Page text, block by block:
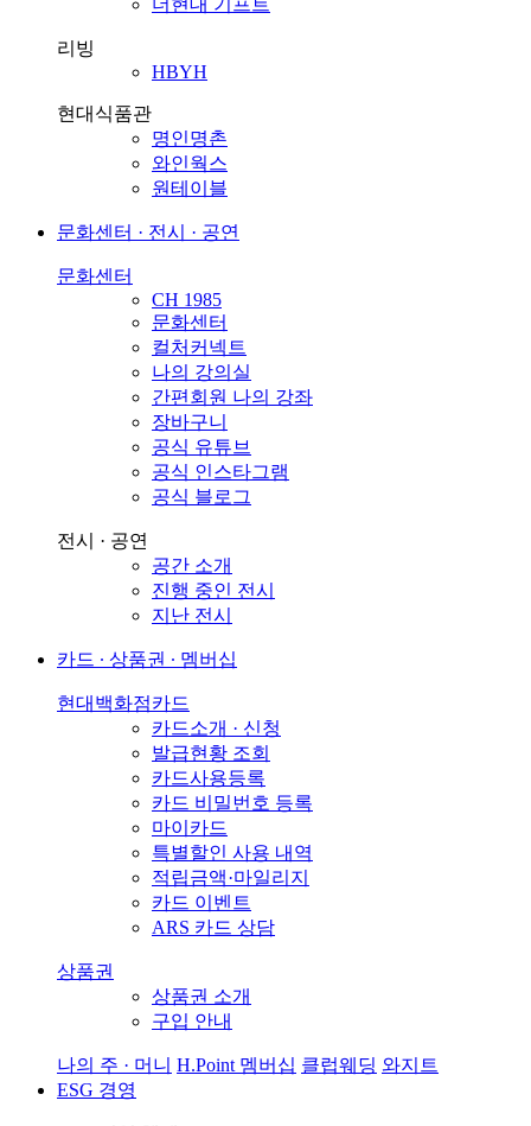
더현대 기프트
리빙
HBYH
현대식품관
명인명촌
와인웍스
원테이블
문화센터 · 전시 · 공연
문화센터
CH 1985
문화센터
컬처커넥트
나의 강의실
간편회원 나의 강좌
장바구니
공식 유튜브
공식 인스타그램
공식 블로그
전시 · 공연
공간 소개
진행 중인 전시
지난 전시
카드 ∙ 상품권 ∙ 멤버십
현대백화점카드
카드소개 · 신청
발급현황 조회
카드사용등록
카드 비밀번호 등록
마이카드
특별할인 사용 내역
적립금액·마일리지
카드 이벤트
ARS 카드 상담
상품권
상품권 소개
구입 안내
나의 주 · 머니 H.Point 멤버십 클럽웨딩 와지트
ESG 경영